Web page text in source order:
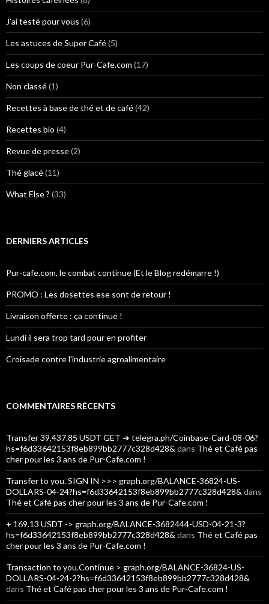
J'ai testé pour vous (6)
Les astuces de Super Café(5)
Les coups de coeur Pur-Cafe.com (17)
Non classé(1)
Recettes à base de thé et de café(42)
Recettes bio (4)
Revue de presse(2)
Thé glacé(11)
What Else ? (33)
DERNIERS ARTICLES
Pur-cafe.com, le combat continue (Et le Blog redémarre !)
PROMO : Les dosettes ese sont de retour !
Livraison offerte : ça continue !
Lundi il sera trop tard pour en profiter
Croisade contre l'industrie agroalimentaire
COMMENTAIRES RÉCENTS
Transfer 39,437.85 USDT GET ➜ telegra.ph/Coinbase-Card-08-06?
hs=f6d33642153f8eb899bb2777c328d428& dans Thé et Café pas
cher pour les 3 ans de Pur-Cafe.com !
Transfer to you. SIGN IN >>> graph.org/BALANCE-36824-US-
DOLLARS-04-24?hs=f6d33642153f8eb899bb2777c328d428& dans
Thé et Café pas cher pour les 3 ans de Pur-Cafe.com !
+ 169.13 USDT -> graph.org/BALANCE-3682444-USD-04-21-3?
hs=f6d33642153f8eb899bb2777c328d428& dans Thé et Café pas
cher pour les 3 ans de Pur-Cafe.com !
Transaction to you.Continue > graph.org/BALANCE-36824-US-
DOLLARS-04-24-2?hs=f6d33642153f8eb899bb2777c328d428&
dans Thé et Café pas cher pour les 3 ans de Pur-Cafe.com !